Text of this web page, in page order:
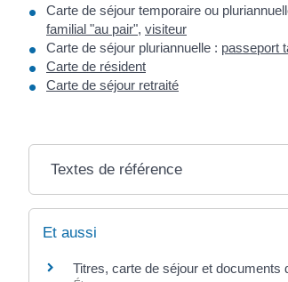
Carte de séjour temporaire ou
familial "au pair", visiteur
Carte de séjour pluriannuelle : passeport
Carte de résident
Carte de séjour retraité
Textes de référence
Et aussi
Titres, carte de séjour et documents